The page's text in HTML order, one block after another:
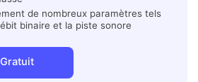
de nombreux paramètres tels
binaire et la piste sonore